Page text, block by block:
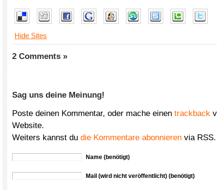
Hide Sites
2 Comments »
Sag uns deine Meinung!
Poste deinen Kommentar, oder mache einen trackback
Website.
Weiters kannst du die Kommentare abonnieren via RSS.
Name (benötigt)
Mail (wird nicht veröffentlicht) (benötigt)